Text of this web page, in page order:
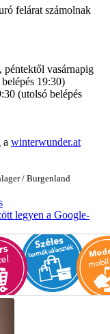
felárat számolnak
péntektől vasárnapig
19:30)
(utolsó belépés
a winterwunder.at
/ Burgenland
legyen a Google-